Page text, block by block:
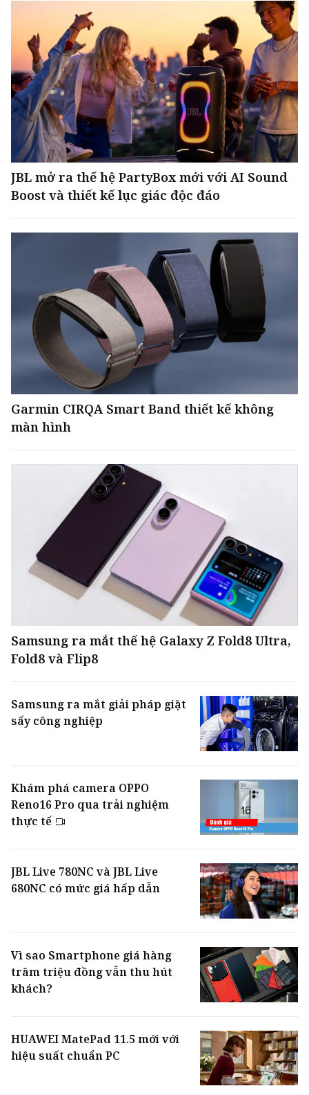
JBL mở ra thế hệ PartyBox mới với AI Sound
Boost và thiết kế lục giác độc đáo
Garmin CIRQA Smart Band thiết kế không
màn hình
Samsung ra mắt thế hệ Galaxy Z Fold8 Ultra,
Fold8 và Flip8
Samsung ra mắt giải pháp giặt
sấy công nghiệp
Khám phá camera OPPO
Reno16 Pro qua trải nghiệm
thực tế
JBL Live 780NC và JBL Live
680NC có mức giá hấp dẫn
Vì sao Smartphone giá hàng
trăm triệu đồng vẫn thu hút
khách?
HUAWEI MatePad 11.5 mới với
hiệu suất chuẩn PC